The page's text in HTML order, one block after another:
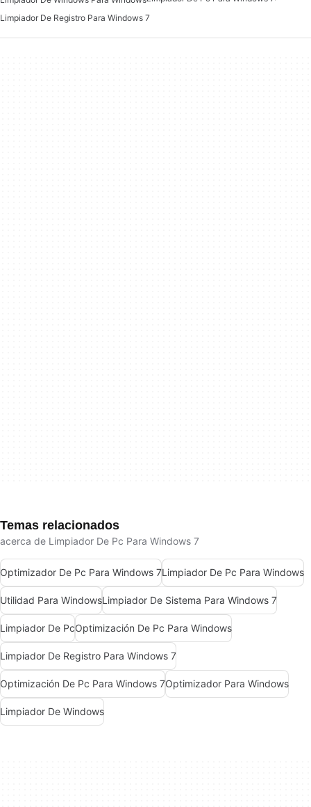
Limpiador De Registro Para Windows 7
Temas relacionados
acerca de Limpiador De Pc Para Windows 7
Optimizador De Pc Para Windows 7Limpiador De Pc Para Windows
Utilidad Para WindowsLimpiador De Sistema Para Windows 7
Limpiador De PcOptimización De Pc Para Windows
Limpiador De Registro Para Windows 7
Optimización De Pc Para Windows 7Optimizador Para Windows
Limpiador De Windows